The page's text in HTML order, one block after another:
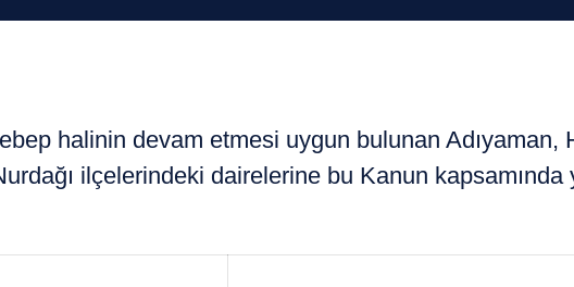
halinin devam etmesi uygun bulunan Adıyaman,
ilçelerindeki dairelerine bu Kanun kapsamında